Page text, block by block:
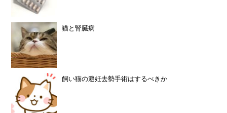
猫と腎臓病
飼い猫の避妊去勢手術はするべきか